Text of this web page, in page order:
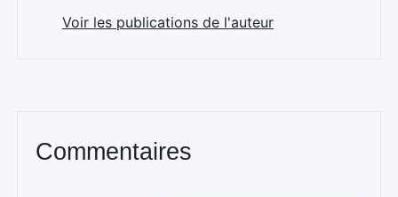
Voir les publications de l'auteur
Commentaires